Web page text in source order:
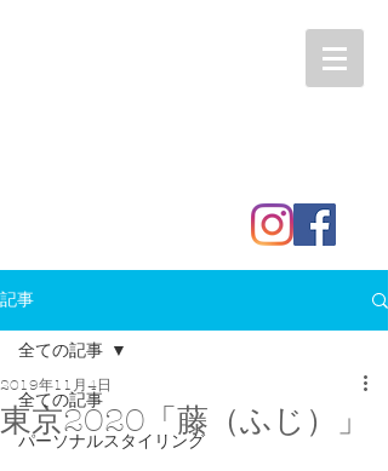
記事
全ての記事
パーソナルスタイリング
全ての記事
東京2020「藤（ふじ）」
2019年11月4日